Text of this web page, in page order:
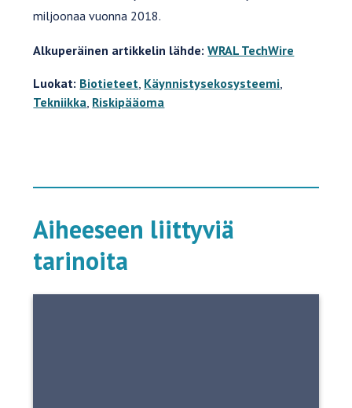
miljoonaa vuonna 2018.
Alkuperäinen artikkelin lähde:WRAL TechWire
Luokat: Biotieteet Käynnistysekosysteemi
Tekniikka Riskipääoma
Aiheeseen liittyviä
tarinoita